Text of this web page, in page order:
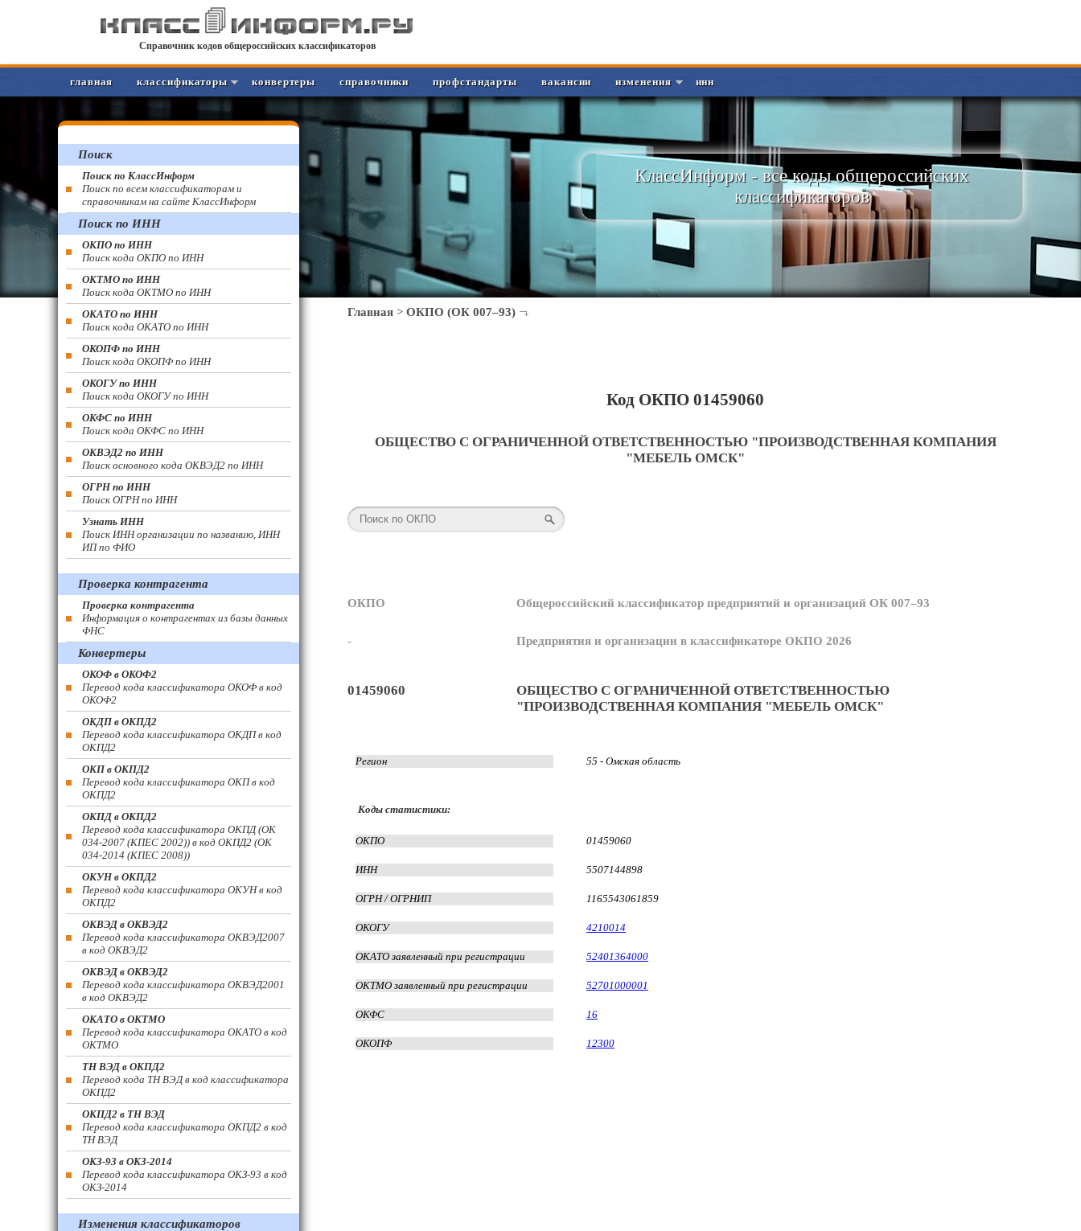
Справочник кодов общероссийских классификаторов
главная классификаторы конвертеры справочники профстандарты вакансии изменения инн
КлассИнформ - все коды общероссийских
классификаторов
Главная > ОКПО (ОК 007–93)
Код ОКПО 01459060
ОБЩЕСТВО С ОГРАНИЧЕННОЙ ОТВЕТСТВЕННОСТЬЮ "ПРОИЗВОДСТВЕННАЯ КОМПАНИЯ
"МЕБЕЛЬ ОМСК"
ОКПО Общероссийский классификатор предприятий и организаций ОК 007–93
- Предприятия и организации в классификаторе ОКПО 2026
01459060
ОБЩЕСТВО С ОГРАНИЧЕННОЙ ОТВЕТСТВЕННОСТЬЮ
"ПРОИЗВОДСТВЕННАЯ КОМПАНИЯ "МЕБЕЛЬ ОМСК"
Регион 55 - Омская область
Коды статистики:
ОКПО 01459060
ИНН 5507144898
ОГРН / ОГРНИП 1165543061859
ОКОГУ 4210014
ОКАТО заявленный при регистрации 52401364000
ОКТМО заявленный при регистрации 52701000001
ОКФС 16
ОКОПФ 12300
Поиск
Поиск по КлассИнформ
Поиск по всем классификаторам и
справочникам на сайте КлассИнформ
Поиск по ИНН
ОКПО по ИНН
Поиск кода ОКПО по ИНН
ОКТМО по ИНН
Поиск кода ОКТМО по ИНН
ОКАТО по ИНН
Поиск кода ОКАТО по ИНН
ОКОПФ по ИНН
Поиск кода ОКОПФ по ИНН
ОКОГУ по ИНН
Поиск кода ОКОГУ по ИНН
ОКФС по ИНН
Поиск кода ОКФС по ИНН
ОКВЭД2 по ИНН
Поиск основного кода ОКВЭД2 по ИНН
ОГРН по ИНН
Поиск ОГРН по ИНН
Узнать ИНН
Поиск ИНН организации по названию, ИНН
ИП по ФИО
Проверка контрагента
Проверка контрагента
Информация о контрагентах из базы данных
ФНС
Конвертеры
ОКОФ в ОКОФ2
Перевод кода классификатора ОКОФ в код
ОКОФ2
ОКДП в ОКПД2
Перевод кода классификатора ОКДП в код
ОКПД2
ОКП в ОКПД2
Перевод кода классификатора ОКП в код
ОКПД2
ОКПД в ОКПД2
Перевод кода классификатора ОКПД (ОК
034-2007 (КПЕС 2002)) в код ОКПД2 (ОК
034-2014 (КПЕС 2008))
ОКУН в ОКПД2
Перевод кода классификатора ОКУН в код
ОКПД2
ОКВЭД в ОКВЭД2
Перевод кода классификатора ОКВЭД2007
в код ОКВЭД2
ОКВЭД в ОКВЭД2
Перевод кода классификатора ОКВЭД2001
в код ОКВЭД2
ОКАТО в ОКТМО
Перевод кода классификатора ОКАТО в код
ОКТМО
ТН ВЭД в ОКПД2
Перевод кода ТН ВЭД в код классификатора
ОКПД2
ОКПД2 в ТН ВЭД
Перевод кода классификатора ОКПД2 в код
ТН ВЭД
ОКЗ-93 в ОКЗ-2014
Перевод кода классификатора ОКЗ-93 в код
ОКЗ-2014
Изменения классификаторов